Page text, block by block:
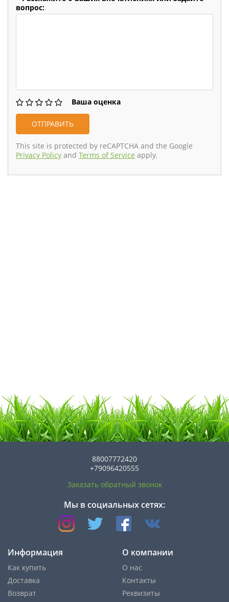
вопрос:
Ваша оценка
This site is protected by reCAPTCHA and the Google
Privacy Policy and Terms of Service apply.
88007772420
+79096420555
Заказать обратный звонок
Мы в социальных сетях:
Информация
Как купить
Доставка
Возврат
О компании
О нас
Контакты
Реквизиты